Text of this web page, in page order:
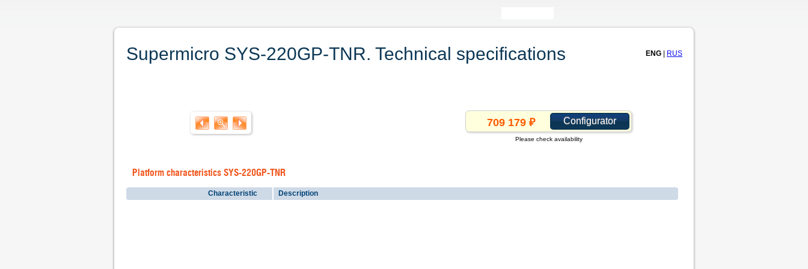
Supermicro SYS-220GP-TNR. Technical specifications ENG RUS
Configurator
Please check availability
Platform characteristics SYS-220GP-TNR
Characteristic Description